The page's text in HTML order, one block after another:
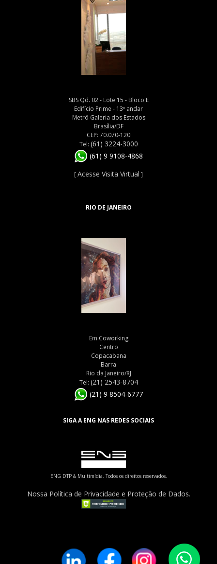
SBS Qd. 02 - Lote 15 - Bloco E
Edifício Prime - 13º andar
Metrô Galeria dos Estados
Brasília/DF
CEP: 70.070-120
Tel: (61) 3224-3000
(61) 9 9108-4868
[Acesse Visita Virtual ]
RIO DE JANEIRO
Em Coworking
Centro
Copacabana
Barra
Rio da Janeiro/RJ
Tel: (21) 2543-8704
(21) 9 8504-6777
SIGA A ENG NAS REDES SOCIAIS
ENG DTP & Multimídia. Todos os direitos reservados.
Nossa Política de Privacidade e Proteção de Dados.